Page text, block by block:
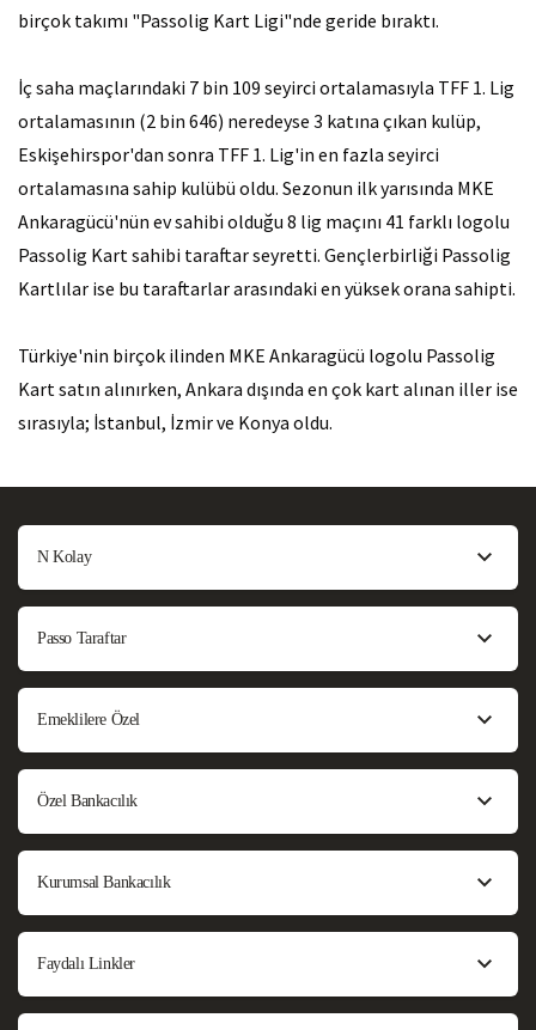
birçok takımı "Passolig Kart Ligi"nde geride bıraktı.
İç saha maçlarındaki 7 bin 109 seyirci ortalamasıyla TFF 1. Lig
ortalamasının (2 bin 646) neredeyse 3 katına çıkan kulüp,
Eskişehirspor'dan sonra TFF 1. Lig'in en fazla seyirci
ortalamasına sahip kulübü oldu. Sezonun ilk yarısında MKE
Ankaragücü'nün ev sahibi olduğu 8 lig maçını 41 farklı logolu
Passolig Kart sahibi taraftar seyretti. Gençlerbirliği Passolig
Kartlılar ise bu taraftarlar arasındaki en yüksek orana sahipti.
Türkiye'nin birçok ilinden MKE Ankaragücü logolu Passolig
Kart satın alınırken, Ankara dışında en çok kart alınan iller ise
sırasıyla; İstanbul, İzmir ve Konya oldu.​
N Kolay
Passo Taraftar
Emeklilere Özel
Özel Bankacılık
Kurumsal Bankacılık
Faydalı Linkler